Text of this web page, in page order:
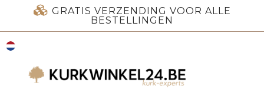
GRATIS VERZENDING VOOR ALLE
BESTELLINGEN